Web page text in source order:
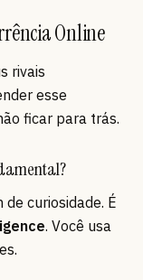
Online
rivais
esse
ficar para trás.
curiosidade. É
. Você usa